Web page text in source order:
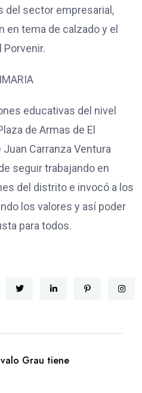
del sector empresarial,
en tema de calzado y el
Porvenir.
educativas del nivel
de Armas de El
Carranza Ventura
seguir trabajando en
del distrito e invocó a los
los valores y así poder
para todos.
Grau tiene